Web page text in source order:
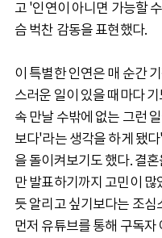
고 '인연이 아니면 가능할
슴 벅찬 감동을 표현했다.
이 특별한 인연은 매 순간
스러운 일이 있을 때마다
속 만날 수밖에 없는 그런
보다'라는 생각을 하게 됐
을 돌이켜보기도 했다. 결
만 발표하기까지 고민이
듯 알리고 싶기보다는 조
먼저 유튜브를 통해 구독